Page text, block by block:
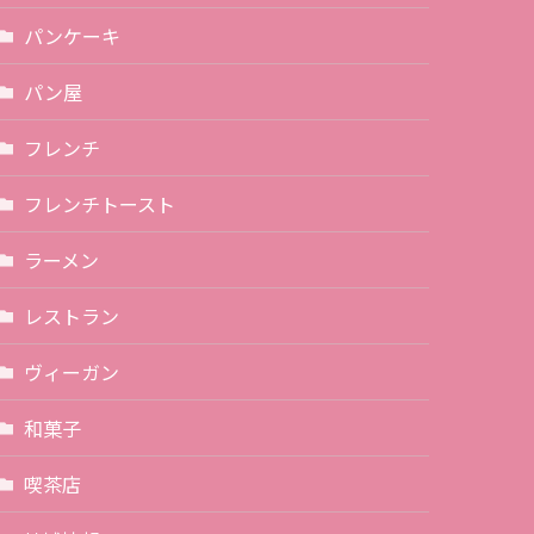
パンケーキ
パン屋
フレンチ
フレンチトースト
ラーメン
レストラン
ヴィーガン
和菓子
喫茶店